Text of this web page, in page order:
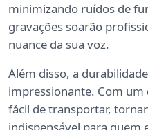
minimizando ruídos de
gravações soarão
nuance da sua voz.
Além disso, a
impressionante. Com um
fácil de transportar,